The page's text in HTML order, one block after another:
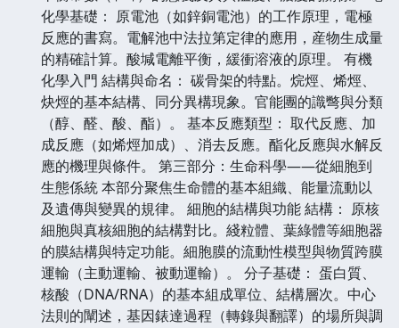
化學基礎： 原電池（如鋅銅電池）的工作原理，電極
反應的書寫。電解池中法拉第定律的應用，産物生成量
的精確計算。酸堿電離平衡，緩衝溶液的原理。 有機
化學入門 結構與命名： 碳骨架的特點。烷烴、烯烴、
炔烴的基本結構、同分異構現象。官能團的識彆與分類
（醇、醛、酸、酯）。 基本反應類型： 取代反應、加
成反應（如烯烴加成）、消去反應。酯化反應與水解反
應的機理與條件。 第三部分：生命科學——從細胞到
生態係統 本部分聚焦生命體的基本組織、能量流動以
及遺傳與變異的規律。 細胞的結構與功能 結構： 原核
細胞與真核細胞的結構對比。綫粒體、葉綠體等細胞器
的膜結構與特定功能。細胞膜的流動性模型與物質跨膜
運輸（主動運輸、被動運輸）。 分子基礎： 蛋白質、
核酸（DNA/RNA）的基本組成單位、結構層次。中心
法則的闡述，基因錶達過程（轉錄與翻譯）的場所與調